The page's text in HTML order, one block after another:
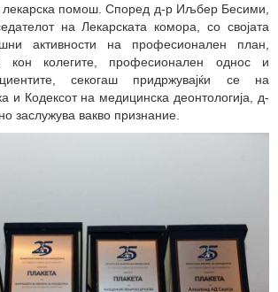
лекарска помош. Според д-р Иљбер Бесими,
на Лекарската комора, со својата
активности на професионален план,
кон колегите, професионален однос и
секогаш придржувајќи се на
и Кодексот на медицинска деонтологија, д-
заслужува вакво признание.